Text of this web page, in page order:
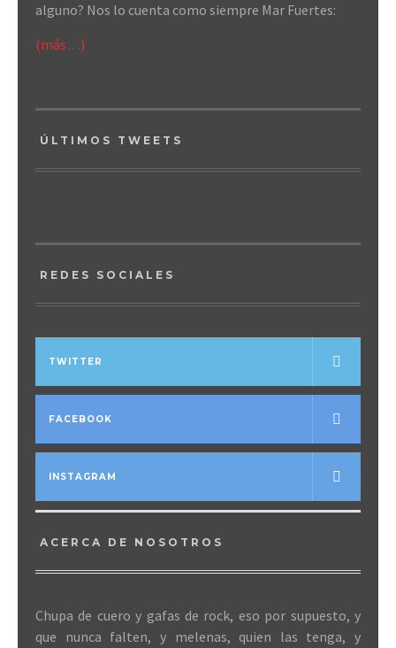
alguno? Nos lo cuenta como siempre Mar Fuertes:
(más…)
ÚLTIMOS TWEETS
REDES SOCIALES
TWITTER
FACEBOOK
INSTAGRAM
ACERCA DE NOSOTROS
Chupa de cuero y gafas de rock, eso por supuesto, y
que nunca falten, y melenas, quien las tenga, y